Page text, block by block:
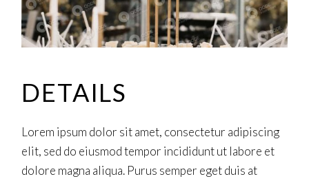
DETAILS
Lorem ipsum dolor sit amet, consectetur adipiscing
elit, sed do eiusmod tempor incididunt ut labore et
dolore magna aliqua. Purus semper eget duis at